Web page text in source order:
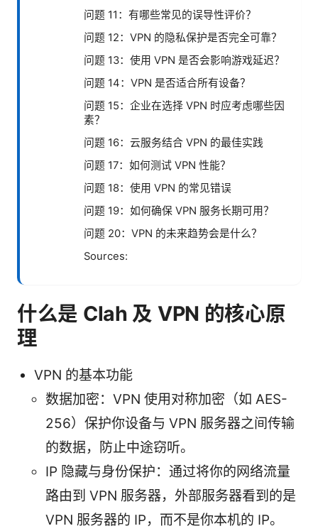
问题 11：有哪些常见的误导性评价？
问题 12：VPN 的隐私保护是否完全可靠？
问题 13：使用 VPN 是否会影响游戏延迟？
问题 14：VPN 是否适合所有设备？
问题 15：企业在选择 VPN 时应考虑哪些因
素？
问题 16：云服务结合 VPN 的最佳实践
问题 17：如何测试 VPN 性能？
问题 18：使用 VPN 的常见错误
问题 19：如何确保 VPN 服务长期可用？
问题 20：VPN 的未来趋势会是什么？
Sources:
什么是 Clah 及 VPN 的核心原
理
VPN 的基本功能
数据加密：VPN 使用对称加密（如 AES-
256）保护你设备与 VPN 服务器之间传输
的数据，防止中途窃听。
IP 隐藏与身份保护：通过将你的网络流量
路由到 VPN 服务器，外部服务器看到的是
VPN 服务器的 IP，而不是你本机的 IP。